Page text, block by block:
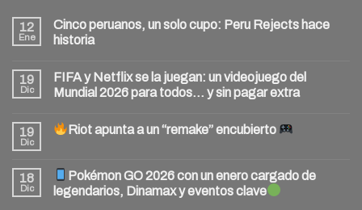
12
Ene
Cinco peruanos, un solo cupo: Peru Rejects hace
historia
19
Dic
FIFA y Netflix se la juegan: un videojuego del
Mundial 2026 para todos… y sin pagar extra
19
Dic
Riot apunta a un “remake” encubierto
18
Dic
Pokémon GO 2026 con un enero cargado de
legendarios, Dinamax y eventos clave